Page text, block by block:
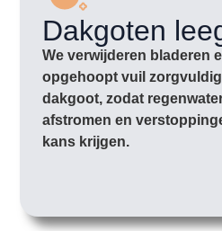
Dakgoten
We verwijderen bladeren
opgehoopt vuil
dakgoot, zodat
afstromen en
kans krijgen.